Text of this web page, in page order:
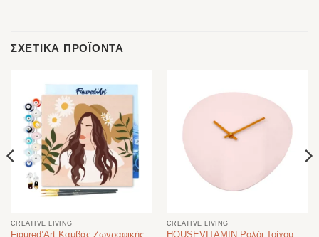
ΣΧΕΤΙΚΆ ΠΡΟΪΌΝΤΑ
CREATIVE LIVING
Figured’Art Καμβάς Ζωγραφικής
CREATIVE LIVING
HOUSEVITAMIN Ρολόι Τοίχου